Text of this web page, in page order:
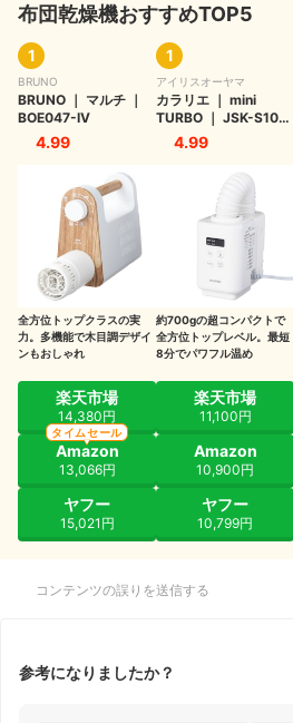
布団乾燥機おすすめTOP5
1
BRUNO
BRUNO ｜ マルチ ｜
BOE047-IV
4.99
全方位トップクラスの実
力。多機能で木目調デザイ
ンもおしゃれ
楽天市場
14,380円
Amazon
13,066円
タイムセール
ヤフー
15,021円
1
アイリスオーヤマ
カラリエ ｜ mini
TURBO ｜ JSK-S10-
4.99
約700gの超コンパクトで
全方位トップレベル。最短
8分でパワフル温め
楽天市場
11,100円
Amazon
10,900円
ヤフー
10,799円
コンテンツの誤りを送信する
参考になりましたか？